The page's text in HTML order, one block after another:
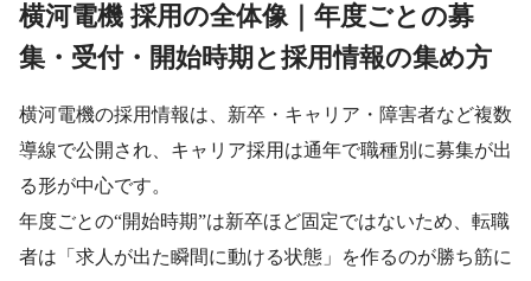
横河電機 採用の全体像｜年度ごとの募
集・受付・開始時期と採用情報の集め方
横河電機の採用情報は、新卒・キャリア・障害者など複数
導線で公開され、キャリア採用は通年で職種別に募集が出
る形が中心です。
年度ごとの“開始時期”は新卒ほど固定ではないため、転職
者は「求人が出た瞬間に動ける状態」を作るのが勝ち筋に